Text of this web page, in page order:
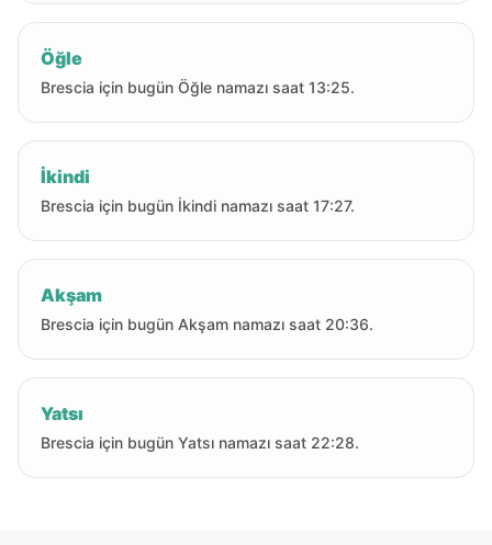
Öğle
Brescia için bugün Öğle namazı saat 13:25.
İkindi
Brescia için bugün İkindi namazı saat 17:27.
Akşam
Brescia için bugün Akşam namazı saat 20:36.
Yatsı
Brescia için bugün Yatsı namazı saat 22:28.